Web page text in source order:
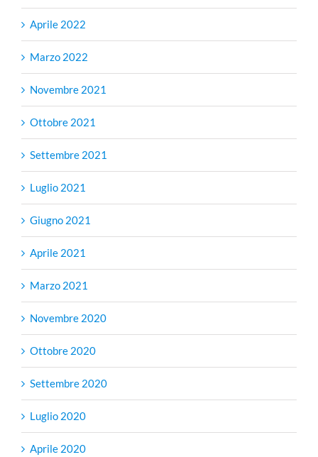
Aprile 2022
Marzo 2022
Novembre 2021
Ottobre 2021
Settembre 2021
Luglio 2021
Giugno 2021
Aprile 2021
Marzo 2021
Novembre 2020
Ottobre 2020
Settembre 2020
Luglio 2020
Aprile 2020